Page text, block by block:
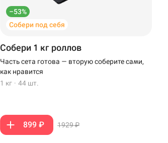
–53%
Собери под себя
Собери 1 кг роллов
Часть сета готова — вторую соберите сами,
как нравится
1 кг · 44 шт.
899 ₽ 1929 ₽